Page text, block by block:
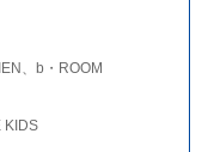
、b・ROOM
KIDS